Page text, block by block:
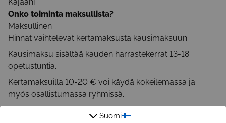
Kajaani
Onko toiminta maksullista?
Maksullinen
Hinnat vaihtelevat kertamaksusta kausimaksuun.
Kausimaksu sisältää kauden harrastekerrat 13-18
opetustuntia.
Kertamaksuilla 10-20 € voi käydä kokeilemassa ja
myös osallistumassa ryhmissä.
Suomi